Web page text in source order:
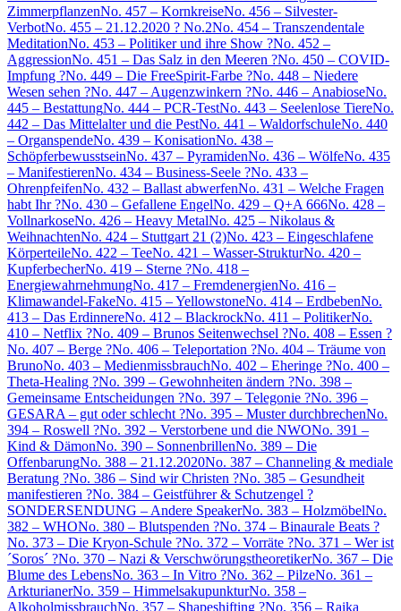
ZimmerpflanzenNo. 457 – KornkreiseNo. 456 – Silvester-
VerbotNo. 455 – 21.12.2020 ? No.2No. 454 – Transzendentale
MeditationNo. 453 – Politiker und ihre Show ?No. 452 –
AggressionNo. 451 – Das Salz in den Meeren ?No. 450 – COVID-
Impfung ?No. 449 – Die FreeSpirit-Farbe ?No. 448 – Niedere
Wesen sehen ?No. 447 – Augenzwinkern ?No. 446 – AnabioseNo.
445 – BestattungNo. 444 – PCR-TestNo. 443 – Seelenlose TiereNo.
442 – Das Mittelalter und die PestNo. 441 – WaldorfschuleNo. 440
– OrganspendeNo. 439 – KonisationNo. 438 –
SchöpferbewusstseinNo. 437 – PyramidenNo. 436 – WölfeNo. 435
– ManifestierenNo. 434 – Business-Seele ?No. 433 –
OhrenpfeifenNo. 432 – Ballast abwerfenNo. 431 – Welche Fragen
habt Ihr ?No. 430 – Gefallene EngelNo. 429 – Q+A 666No. 428 –
VollnarkoseNo. 426 – Heavy MetalNo. 425 – Nikolaus &
WeihnachtenNo. 424 – Stuttgart 21 (2)No. 423 – Eingeschlafene
KörperteileNo. 422 – TeeNo. 421 – Wasser-StrukturNo. 420 –
KupferbecherNo. 419 – Sterne ?No. 418 –
EnergiewahrnehmungNo. 417 – FremdenergienNo. 416 –
Klimawandel-FakeNo. 415 – YellowstoneNo. 414 – ErdbebenNo.
413 – Das ErdinnereNo. 412 – BlackrockNo. 411 – PolitikerNo.
410 – Netflix ?No. 409 – Brunos Seitenwechsel ?No. 408 – Essen ?
No. 407 – Berge ?No. 406 – Teleportation ?No. 404 – Träume von
BrunoNo. 403 – MedienmissbrauchNo. 402 – Eheringe ?No. 400 –
Theta-Healing ?No. 399 – Gewohnheiten ändern ?No. 398 –
Gemeinsame Entscheidungen ?No. 397 – Telegonie ?No. 396 –
GESARA – gut oder schlecht ?No. 395 – Muster durchbrechenNo.
394 – Roswell ?No. 392 – Verstorbene und die NWONo. 391 –
Kind & DämonNo. 390 – SonnenbrillenNo. 389 – Die
OffenbarungNo. 388 – 21.12.2020No. 387 – Channeling & mediale
Beratung ?No. 386 – Sind wir Christen ?No. 385 – Gesundheit
manifestieren ?No. 384 – Geistführer & Schutzengel ?
SONDERSENDUNG – Andere SpeakerNo. 383 – HolzmöbelNo.
382 – WHONo. 380 – Blutspenden ?No. 374 – Binaurale Beats ?
No. 373 – Die Kryon-Schule ?No. 372 – Vorräte ?No. 371 – Wer ist
´Soros´ ?No. 370 – Nazi & VerschwörungstheoretikerNo. 367 – Die
Blume des LebensNo. 363 – In Vitro ?No. 362 – PilzeNo. 361 –
ArkturianerNo. 359 – HimmelsakupunkturNo. 358 –
AlkoholmissbrauchNo. 357 – Shapeshifting ?No. 356 – Raika